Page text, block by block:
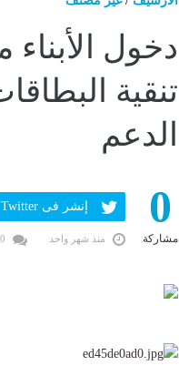
دخول
تنقية
الدعم
0
مشاركة
إنشر فى Twitter
منذ شهر واحد